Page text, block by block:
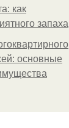
как
запаха
основные